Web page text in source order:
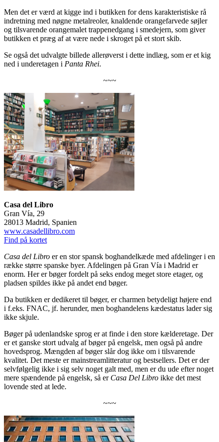
Men det er værd at kigge ind i butikken for dens karakteristiske rå
indretning med nøgne metalreoler, knaldende orangefarvede søjler
og tilsvarende orangemalet trappenedgang i smedejern, som giver
butikken et præg af at være nede i skroget på et stort skib.
Se også det udvalgte billede allerøverst i dette indlæg, som er et kig
ned i underetagen i Panta Rhei.
~~~
Casa del Libro
Gran Vía, 29
28013 Madrid, Spanien
www.casadellibro.com
Find på kortet
Casa del Libro er en stor spansk boghandelkæde med afdelinger i en
række større spanske byer. Afdelingen på Gran Vía i Madrid er
enorm. Her er bøger fordelt på seks endog meget store etager, og
pladsen spildes ikke på andet end bøger.
Da butikken er dedikeret til bøger, er charmen betydeligt højere end
i f.eks. FNAC, jf. herunder, men boghandelens kædestatus lader sig
ikke skjule.
Bøger på udenlandske sprog er at finde i den store kælderetage. Der
er et ganske stort udvalg af bøger på engelsk, men også på andre
hovedsprog. Mængden af bøger slår dog ikke om i tilsvarende
kvalitet. Det meste er mainstreamlitteratur og bestsellers. Det er der
selvfølgelig ikke i sig selv noget galt med, men er du ude efter noget
mere spændende på engelsk, så er Casa Del Libro ikke det mest
lovende sted at lede.
~~~